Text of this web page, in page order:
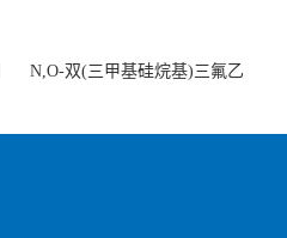
N,O-双(三甲基硅烷基)三氟乙